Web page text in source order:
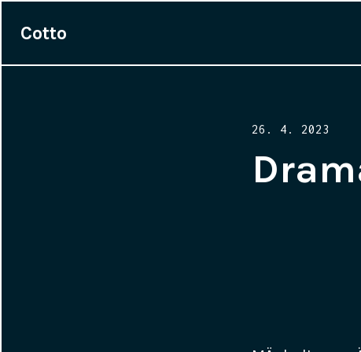
Cotto
Posted
26. 4. 2023